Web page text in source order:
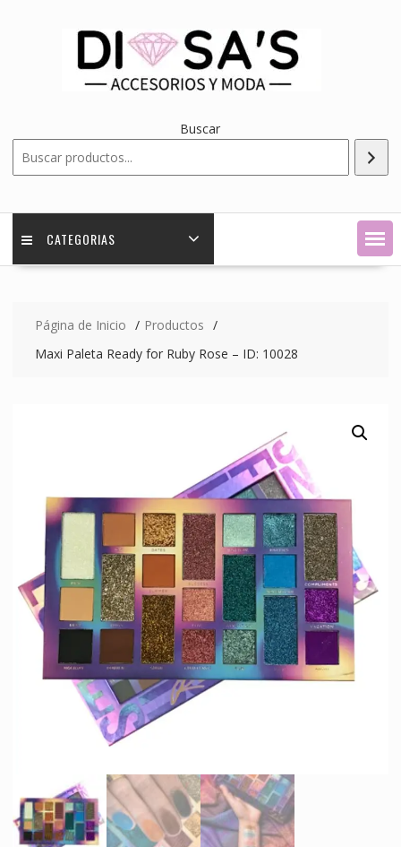
Buscar
CATEGORIAS
Página de Inicio
Productos
Maxi Paleta Ready for Ruby Rose – ID: 10028